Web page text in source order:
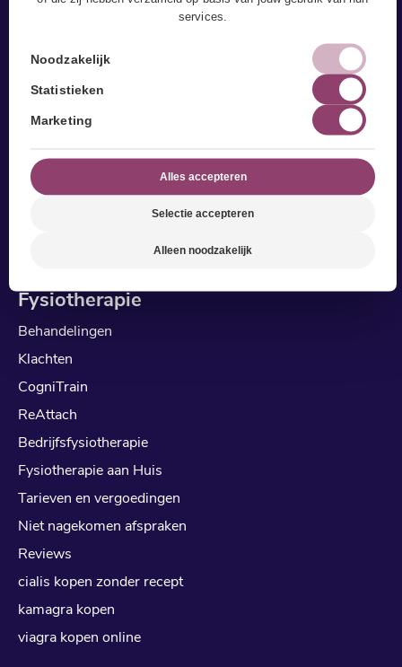
services.
Noodzakelijk
Statistieken
Marketing
Alles accepteren
Selectie accepteren
Alleen noodzakelijk
Fysiotherapie
Behandelingen
Klachten
CogniTrain
ReAttach
Bedrijfsfysiotherapie
Fysiotherapie aan Huis
Tarieven en vergoedingen
Niet nagekomen afspraken
Reviews
cialis kopen zonder recept
kamagra kopen
viagra kopen online